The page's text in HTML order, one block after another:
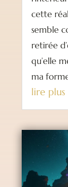
cette
semble
retirée
qu’elle
ma
lire plus